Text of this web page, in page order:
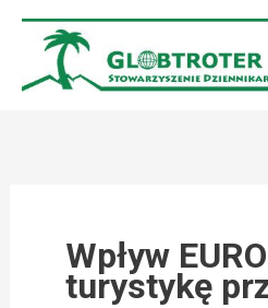
Przejdź
treści
Wpływ
turystykę